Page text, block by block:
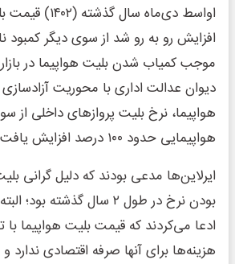
اواسط دی‌ماه سال
افزایش رو به رو شد از سوی دیگر کمبود
موجب کمیاب شدن بلیت هواپیما در
دیوان عدالت اداری با محوریت
هواپیما، نرخ بلیت پروازهای داخلی
هواپیمایی حدود ۱۰۰ درصد افزایش یافت.
ایرلاین‌ها مدعی بودند که دلیل گرانی
بودن نرخ در طول ۲ سال گذشته
ادعا می‌کردند که قیمت بلیت هواپیما با
هزینه‌ها برای آنها صرفه اقتصادی ندارد